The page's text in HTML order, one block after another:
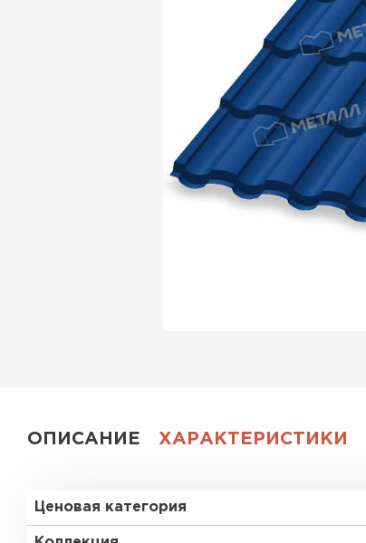
ОПИСАНИЕ ХАРАКТЕРИСТИКИ
Ценовая категория